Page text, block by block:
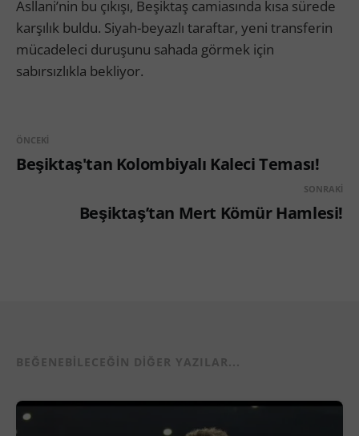
Asllani’nin bu çıkışı, Beşiktaş camiasında kısa sürede
karşılık buldu. Siyah-beyazlı taraftar, yeni transferin
mücadeleci duruşunu sahada görmek için
sabırsızlıkla bekliyor.
ÖNCEKI
Beşiktaş'tan Kolombiyalı Kaleci Teması!
SONRAKI
Beşiktaş’tan Mert Kömür Hamlesi!
BEĞENEBILECEĞIN DIĞER YAZILAR...